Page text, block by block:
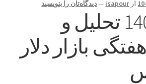
ازisapour
—دیدگاه‌تان را بنویسید
1401-11-21 تحلیل و
بازار دلار